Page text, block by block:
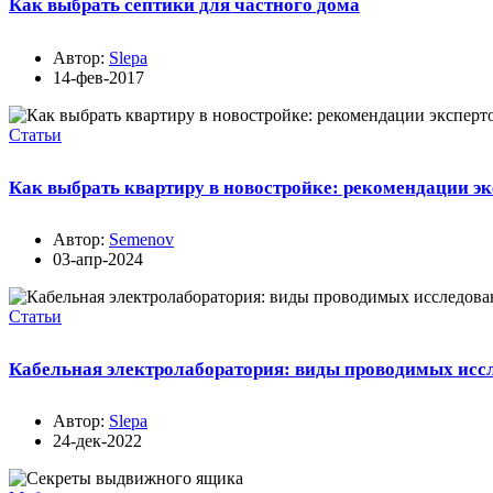
Как выбрать септики для частного дома
Автор: Slepa
14-фев-2017
Статьи
Как выбрать квартиру в новостройке: рекомендации
Автор: Semenov
03-апр-2024
Статьи
Кабельная электролаборатория: виды проводимых
Автор: Slepa
24-дек-2022